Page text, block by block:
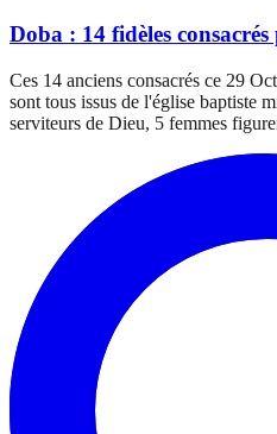
Doba : 14 fidèles
Ces 14 anciens consacrés ce 29
sont tous issus de l'église baptiste
serviteurs de Dieu, 5 femmes